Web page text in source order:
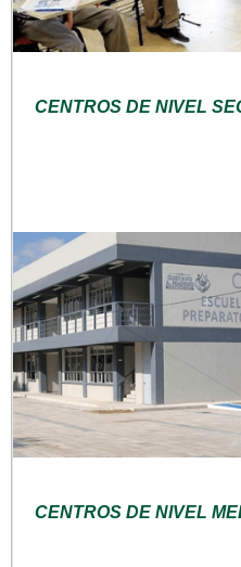
CENTROS DE NIVEL
CENTROS DE NIVEL